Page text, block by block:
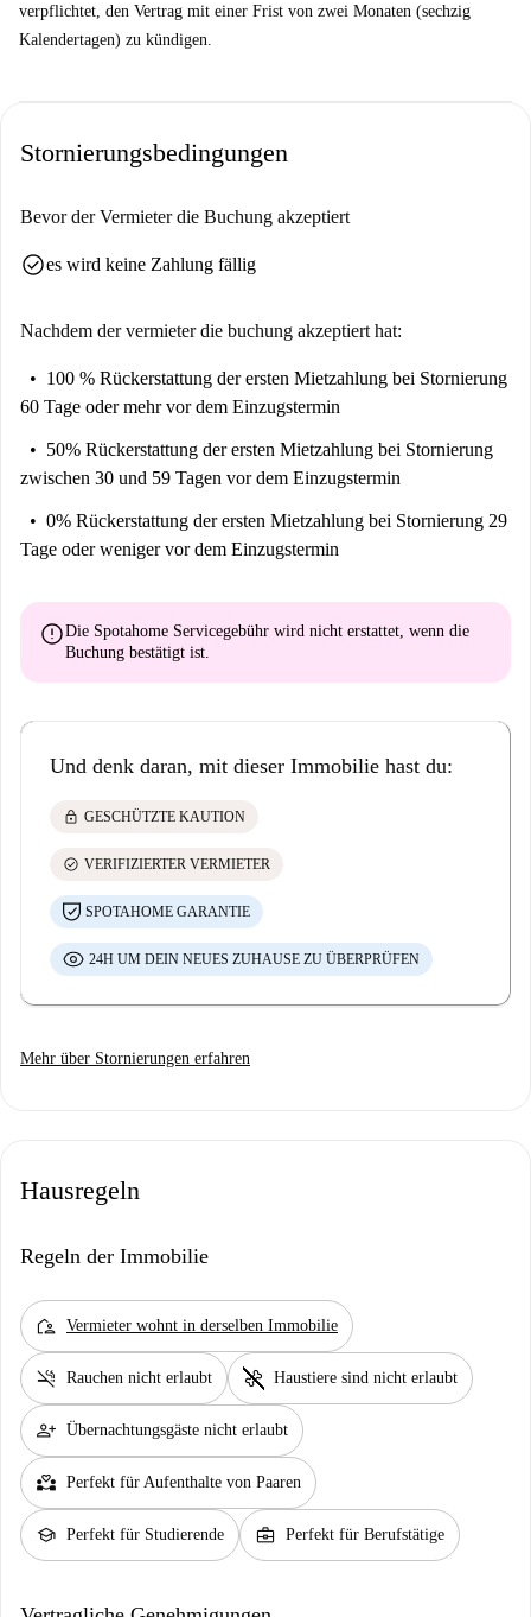
verpflichtet, den Vertrag mit einer Frist von zwei Monaten (sechzig
Kalendertagen) zu kündigen.
Stornierungsbedingungen
Bevor der Vermieter die Buchung akzeptiert
check_circlees wird keine Zahlung fällig
Nachdem der vermieter die buchung akzeptiert hat:
100 % Rückerstattung der ersten Mietzahlung bei Stornierung
60 Tage oder mehr vor dem Einzugstermin
50% Rückerstattung der ersten Mietzahlung bei Stornierung
zwischen 30 und 59 Tagen vor dem Einzugstermin
0% Rückerstattung der ersten Mietzahlung bei Stornierung 29
Tage oder weniger vor dem Einzugstermin
errorDie Spotahome Servicegebühr wird nicht erstattet , wenn die
Buchung bestätigt ist.
Und denk daran, mit dieser Immobilie hast du:
lock GESCHÜTZTE KAUTION
check_circle VERIFIZIERTER VERMIETER
SPOTAHOME GARANTIE
24H UM DEIN NEUES ZUHAUSE ZU ÜBERPRÜFEN
Mehr über Stornierungen erfahren
Hausregeln
Regeln der Immobilie
location_away Vermieter wohnt in derselben Immobilie
smoke_free Rauchen nicht erlaubt pet_supplies Haustiere sind nicht erlaubt
person_add Übernachtungsgäste nicht erlaubt
partner_heart Perfekt für Aufenthalte von Paaren
school Perfekt für Studierende business_center Perfekt für Berufstätige